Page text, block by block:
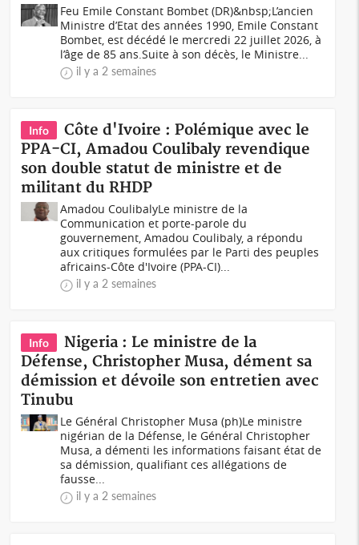
Feu Emile Constant Bombet (DR)&nbsp;L’ancien
Ministre d’Etat des années 1990, Emile Constant
Bombet, est décédé le mercredi 22 juillet 2026, à
l’âge de 85 ans.Suite à son décès, le Ministre...
il y a 2 semaines
Info
Côte d'Ivoire : Polémique avec le
PPA-CI, Amadou Coulibaly revendique
son double statut de ministre et de
militant du RHDP
Amadou CoulibalyLe ministre de la
Communication et porte-parole du
gouvernement, Amadou Coulibaly, a répondu
aux critiques formulées par le Parti des peuples
africains-Côte d'Ivoire (PPA-CI)...
il y a 2 semaines
Info
Nigeria : Le ministre de la
Défense, Christopher Musa, dément sa
démission et dévoile son entretien avec
Tinubu
Le Général Christopher Musa (ph)Le ministre
nigérian de la Défense, le Général Christopher
Musa, a démenti les informations faisant état de
sa démission, qualifiant ces allégations de
fausse...
il y a 2 semaines